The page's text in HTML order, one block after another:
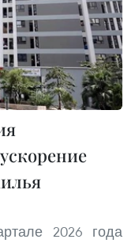
2026 года